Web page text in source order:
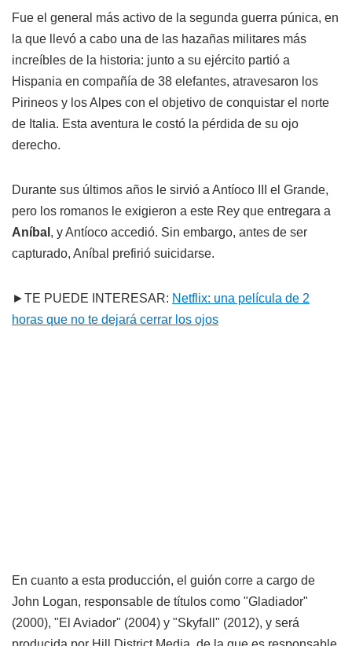
Fue el general más activo de la segunda guerra púnica, en
la que llevó a cabo una de las hazañas militares más
increíbles de la historia: junto a su ejército partió a
Hispania en compañía de 38 elefantes, atravesaron los
Pirineos y los Alpes con el objetivo de conquistar el norte
de Italia. Esta aventura le costó la pérdida de su ojo
derecho.
Durante sus últimos años le sirvió a Antíoco III el Grande,
pero los romanos le exigieron a este Rey que entregara a
Aníbal , y Antíoco accedió. Sin embargo, antes de ser
capturado, Aníbal prefirió suicidarse.
►TE PUEDE INTERESAR: Netflix: una película de 2
horas que no te dejará cerrar los ojos
En cuanto a esta producción, el guión corre a cargo de
John Logan, responsable de títulos como "Gladiador"
(2000), "El Aviador" (2004) y "Skyfall" (2012), y será